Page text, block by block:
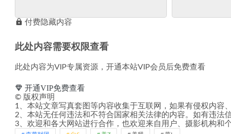
付费隐藏内容
此处内容需要权限查看
此处内容为VIP专属资源，开通本站VIP会员后免费查看
开通VIP免费查看
© 版权声明
1、本站文章写真套图等内容收集于互联网，如果有侵权内容
2、本站无任何违法和不符合国家相关法律的内容。如有违法
3、欢迎和各大网站进行合作，也欢迎来自用户、摄影机构和